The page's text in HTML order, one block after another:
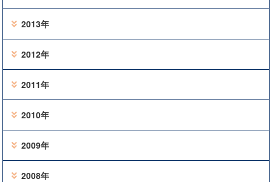
2013年
2012年
2011年
2010年
2009年
2008年